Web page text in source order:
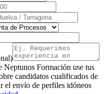
Formación use tus
candidatos cualificados de
el envío de perfiles idóneos